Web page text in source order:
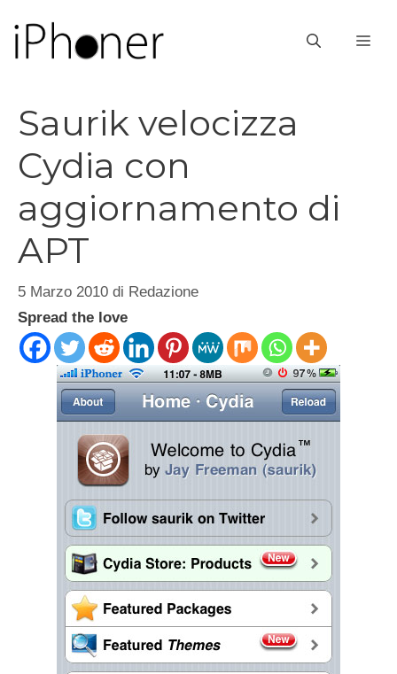
contenuto
Saurik velocizza
Cydia con
aggiornamento di
APT
5 Marzo 2010 di Redazione
Spread the love